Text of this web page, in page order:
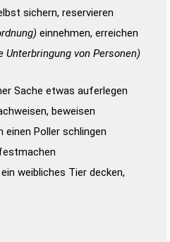
sichern, reservieren
einnehmen, erreichen
Unterbringung von Personen)
Sache etwas auferlegen
beweisen
Poller schlingen
ein weibliches Tier decken,